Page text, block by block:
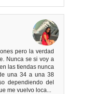
pero la verdad
Nunca se si voy a
las tiendas nunca
una 34 a una 38
dependiendo del
me vuelvo loca...